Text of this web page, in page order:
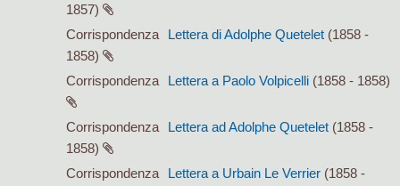
1857)
Corrispondenza
Lettera di Adolphe Quetelet (1858 -
1858)
Corrispondenza
Lettera a Paolo Volpicelli (1858 - 1858)
Corrispondenza Lettera ad Adolphe Quetelet (1858 -
1858)
Corrispondenza
Lettera a Urbain Le Verrier (1858 -